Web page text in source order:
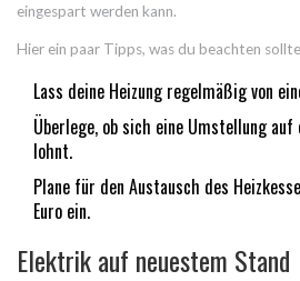
eingespart werden kann.
Hier ein paar Tipps, was du beachten
Lass deine Heizung regelmäßig von
Überlege, ob sich eine Umstellung auf
lohnt.
Plane für den Austausch des
Euro ein.
Elektrik auf neuestem Stand